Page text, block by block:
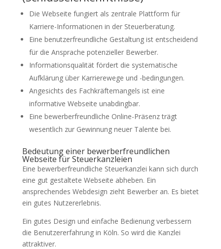
Die Webseite fungiert als zentrale Plattform für
Karriere-Informationen in der Steuerberatung.
Eine benutzerfreundliche Gestaltung ist entscheidend
für die Ansprache potenzieller Bewerber.
Informationsqualität fördert die systematische
Aufklärung über Karrierewege und -bedingungen.
Angesichts des Fachkräftemangels ist eine
informative Webseite unabdingbar.
Eine bewerberfreundliche Online-Präsenz trägt
wesentlich zur Gewinnung neuer Talente bei.
Bedeutung einer bewerberfreundlichen
Webseite für Steuerkanzleien
Eine bewerberfreundliche Steuerkanzlei kann sich durch
eine gut gestaltete Webseite abheben. Ein
ansprechendes Webdesign zieht Bewerber an. Es bietet
ein gutes Nutzererlebnis.
Ein gutes Design und einfache Bedienung verbessern
die Benutzererfahrung in Köln. So wird die Kanzlei
attraktiver.